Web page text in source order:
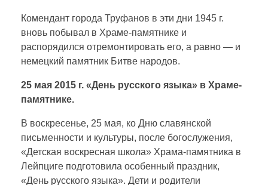
Комендант города Труфанов в эти дни 1945 г.
вновь побывал в Храме-памятнике и
распорядился отремонтировать его, а равно — и
немецкий памятник Битве народов.
25 мая 2015 г. «День русского языка» в Храме-
памятнике.
В воскресенье, 25 мая, ко Дню славянской
письменности и культуры, после богослужения,
«Детская воскресная школа» Храма-памятника в
Лейпциге подготовила особенный праздник,
«День русского языка». Дети и родители